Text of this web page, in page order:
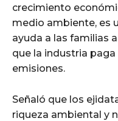
crecimiento
medio ambiente, es
ayuda a las familias
que la industria
emisiones.
Señaló que los
riqueza ambiental y